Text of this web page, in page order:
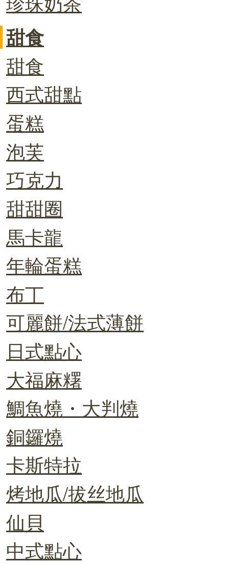
甜食
甜食
西式甜點
蛋糕
泡芙
巧克力
甜甜圈
馬卡龍
年輪蛋糕
布丁
可麗餅/法式薄餅
日式點心
大福麻糬
鯛魚燒・大判燒
銅鑼燒
卡斯特拉
烤地瓜/拔丝地瓜
仙貝
中式點心